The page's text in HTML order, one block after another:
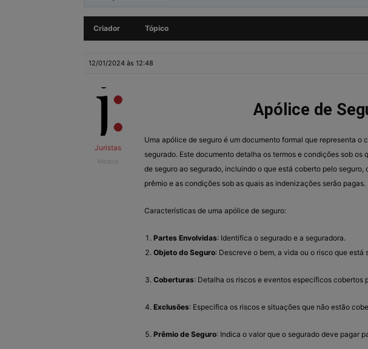
Criador Tópico
12/01/2024 às 12:48
Juristas
Mestre
Apólice de
Uma apólice de seguro é um documento formal que representa o
segurado. Este documento detalha os termos e condições sob os
de seguro ao segurado, incluindo o que está coberto pelo seguro,
prêmio e as condições sob as quais as indenizações serão pagas.
Características de uma apólice de seguro:
Partes Envolvidas: Identifica o segurado e a seguradora.
Objeto do Seguro: Descreve o bem, a vida ou o risco que está
Coberturas: Detalha os riscos e eventos específicos cobertos
Exclusões: Especifica os riscos e situações que não estão
Prêmio de Seguro: Indica o valor que o segurado deve pagar